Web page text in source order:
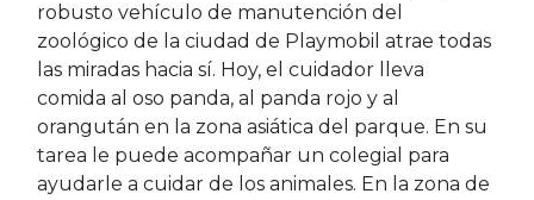
robusto vehículo de manutención del
zoológico de la ciudad de Playmobil atrae todas
las miradas hacia sí. Hoy, el cuidador lleva
comida al oso panda, al panda rojo y al
orangután en la zona asiática del parque. En su
tarea le puede acompañar un colegial para
ayudarle a cuidar de los animales. En la zona de